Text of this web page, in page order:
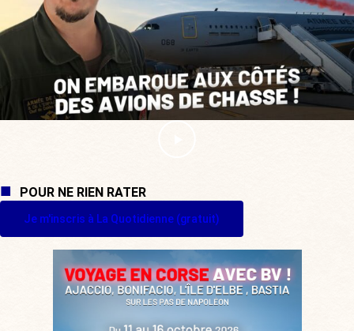
POUR NE RIEN RATER
Je m'inscris à La Quotidienne (gratuit)